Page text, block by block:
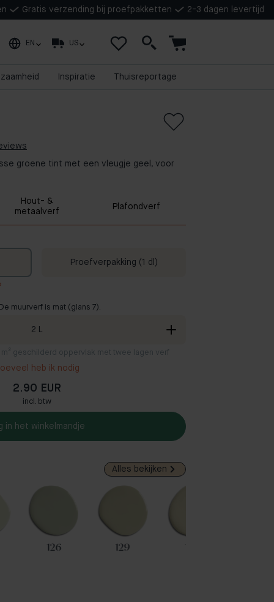
Gratis verzending bij proefpakketten 2-3 dagen levertijd
EN US
Inspiratie Thuisreportage
groene tint met een vleugje geel, voor
Hout- &
metaalverf
Plafondverf
Proefverpakking (1 dl)
muurverf is mat (glans 7).
2 L
geschilderd oppervlak met twee lagen verf
heb ik nodig
2.90 EUR
incl. btw
in het winkelmandje
Alles bekijken
126 129 132